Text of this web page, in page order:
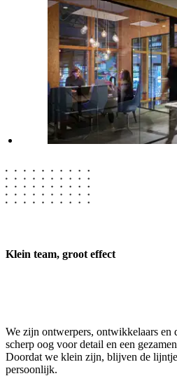
Klein team, groot effect
We zijn ontwerpers, ontwikkelaars en
scherp oog voor detail en een
Doordat we klein zijn, blijven de
persoonlijk.